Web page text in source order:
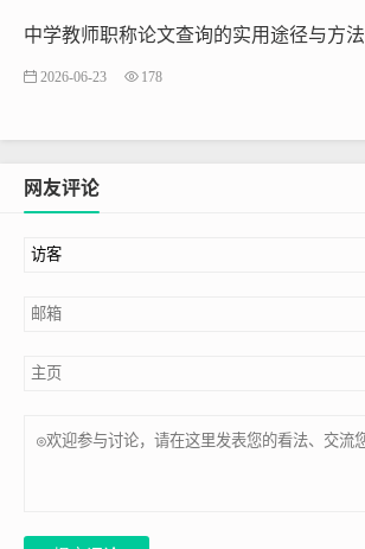
中学教师职称论文查询的实用途径与方法
2026-06-23 178
网友评论